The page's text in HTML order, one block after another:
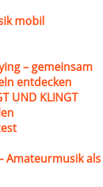
mobil
– gemeinsam
entdecken
UND KLINGT
Amateurmusik als